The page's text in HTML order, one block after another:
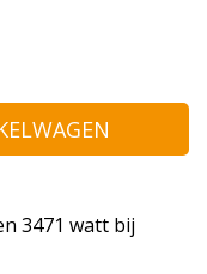
3471 watt bij